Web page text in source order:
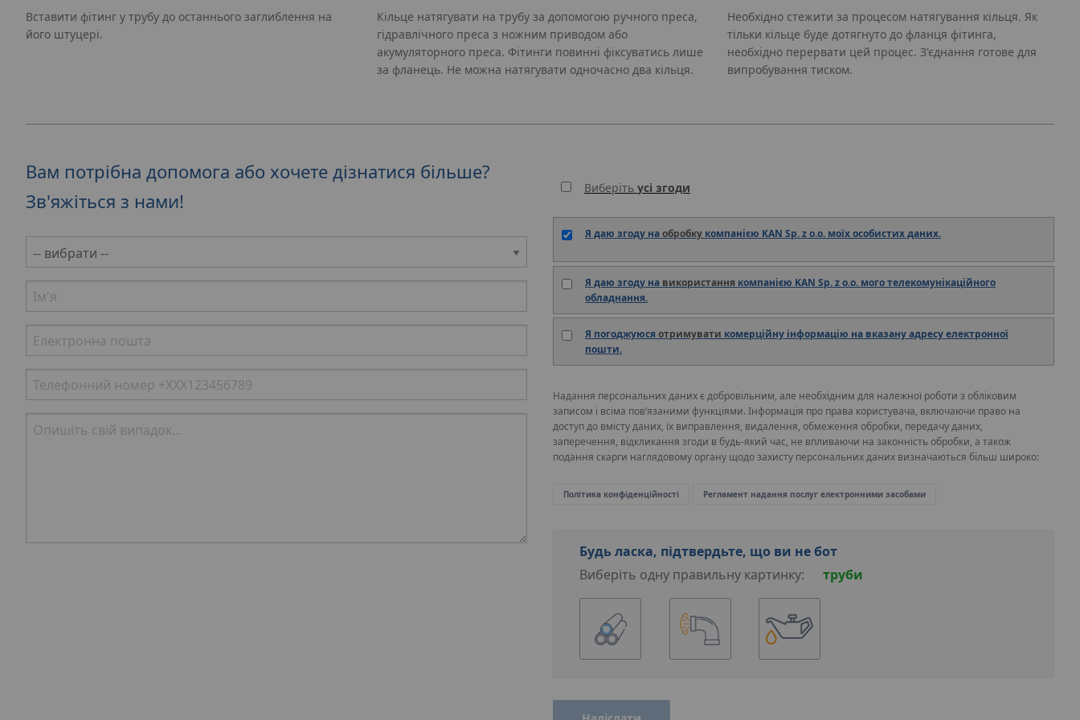
Вставити фітинг у трубу до останнього заглиблення на
його штуцері.
Кільце натягувати на трубу за допомогою ручного преса,
гідравлічного преса з ножним приводом або
акумуляторного преса. Фітинги повинні фіксуватись лише
за фланець. Не можна натягувати одночасно два кільця.
Необхідно стежити за процесом натягування кільця. Як
тільки кільце буде дотягнуто до фланця фітинга,
необхідно перервати цей процес. З'єднання готове для
випробування тиском.
Вам потрібна допомога або хочете дізнатися більше?
Зв'яжіться з нами!
Виберіть усі згоди
Я даю згоду наобробку компанією KAN Sp. z o.o. моїх особистих даних.
Я даю згоду на використання компанією KAN Sp. z o.o. мого телекомунікаційного
обладнання.
Я погоджуюся отримувати комерційну інформацію на вказану адресу електронної
пошти.
Надання персональних даних є добровільним, але необхідним для належної роботи з обліковим
записом і всіма пов’язаними функціями. Інформація про права користувача, включаючи право на
доступ до вмісту даних, їх виправлення, видалення, обмеження обробки, передачу даних,
заперечення, відкликання згоди в будь-який час, не впливаючи на законність обробки, а також
подання скарги наглядовому органу щодо захисту персональних даних визначаються більш широко:
Політика конфіденційності Регламент надання послуг електронними засобами
Будь ласка, підтвердьте, що ви не бот
Виберіть одну правильну картинку:
труби